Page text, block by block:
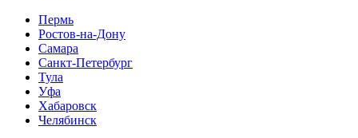
Пермь
Ростов-на-Дону
Самара
Санкт-Петербург
Тула
Уфа
Хабаровск
Челябинск